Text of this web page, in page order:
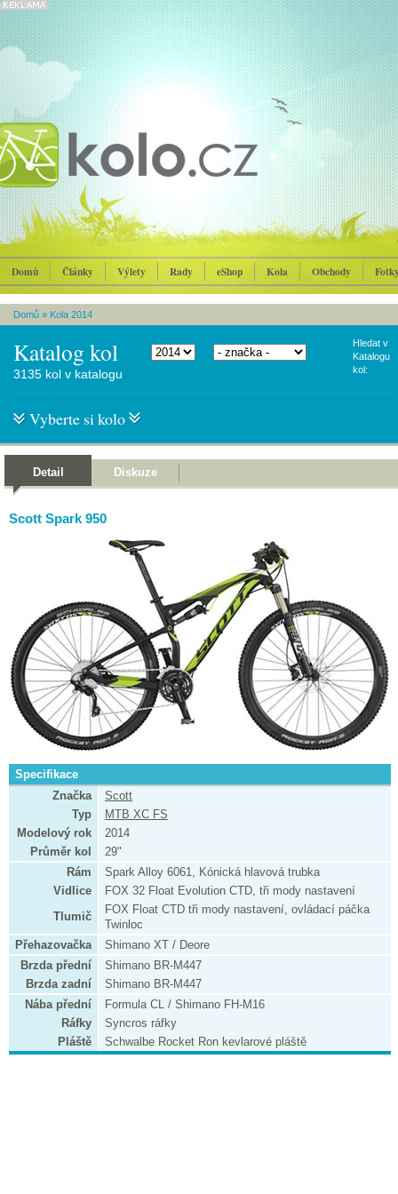
Domů Články Výlety Rady eShop Kola Obchody
Domů » Kola 2014
Katalog kol
Hledat v
Katalogu
kol:
3135 kol v katalogu
Vyberte si kolo
Detail Diskuze
Scott Spark 950
Specifikace
Značka
Scott
Typ
MTB XC FS
Modelový rok
2014
Průměr kol
29"
Rám
Spark Alloy 6061, Kónická hlavová trubka
Vidlice
FOX 32 Float Evolution CTD, tři mody nastavení
Tlumič
FOX Float CTD tři mody nastavení, ovládací páčka
Twinloc
Přehazovačka
Shimano XT / Deore
Brzda přední
Shimano BR-M447
Brzda zadní
Shimano BR-M447
Nába přední
Formula CL / Shimano FH-M16
Ráfky
Syncros ráfky
Pláště
Schwalbe Rocket Ron kevlarové pláště